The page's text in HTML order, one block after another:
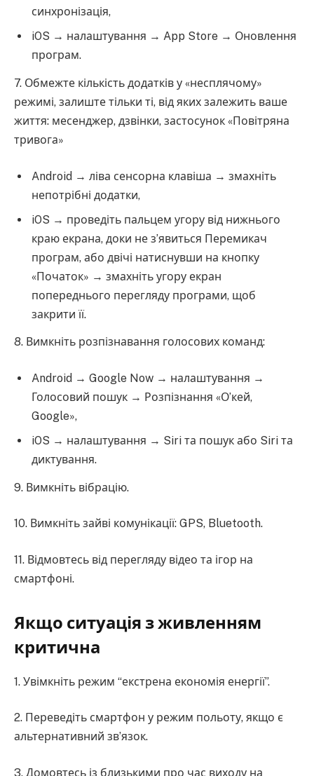
синхронізація,
iOS → налаштування → App Store → Оновлення
програм.
7. Обмежте кількість додатків у «несплячому»
режимі, залиште тільки ті, від яких залежить ваше
життя: месенджер, дзвінки, застосунок «Повітряна
тривога»
Android → ліва сенсорна клавіша → змахніть
непотрібні додатки,
iOS → проведіть пальцем угору від нижнього
краю екрана, доки не з’явиться Перемикач
програм, або двічі натиснувши на кнопку
«Початок» → змахніть угору екран
попереднього перегляду програми, щоб
закрити її.
8. Вимкніть розпізнавання голосових команд:
Android → Google Now → налаштування →
Голосовий пошук → Розпізнання «О’кей,
Google»,
iOS → налаштування → Siri та пошук або Siri та
диктування.
9. Вимкніть вібрацію.
10. Вимкніть зайві комунікації: GPS, Bluetooth.
11. Відмовтесь від перегляду відео та ігор на
смартфоні.
Якщо ситуація з живленням
критична
1. Увімкніть режим “екстрена економія енергії”.
2. Переведіть смартфон у режим польоту, якщо є
альтернативний звʼязок.
3. Домовтесь із близькими про час виходу на